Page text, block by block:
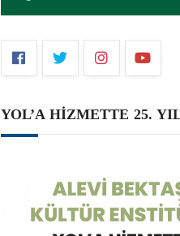
YOL’A HİZMETTE 25.